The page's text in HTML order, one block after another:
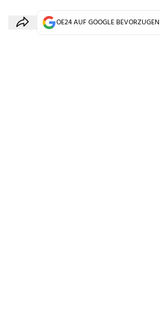
OE24 AUF GOOGLE BEVORZUGEN